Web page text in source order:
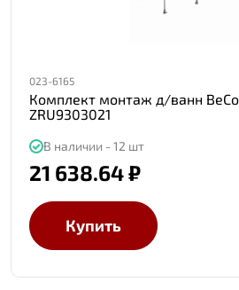
023-6165
Комплект монтаж д/ванн
ZRU9303021
В наличии - 12 шт
21 638.64 ₽
Купить